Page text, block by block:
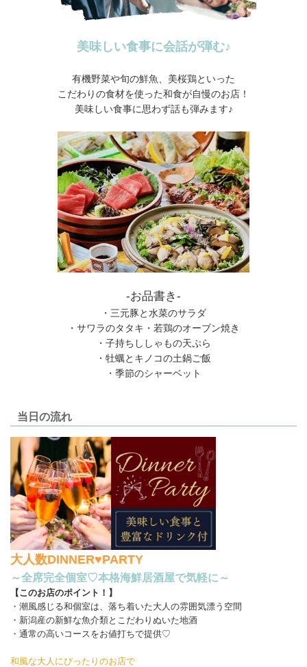
美味しい食事に会話が弾む♪
有機野菜や旬の鮮魚、美桜鶏といった
こだわりの食材を使った和食が自慢のお店！
美味しい食事に思わず話も弾みます♪
-お品書き-
・三元豚と水菜のサラダ
・サワラのタタキ・若鶏のオーブン焼き
・子持ちししゃもの天ぷら
・牡蠣とキノコの土鍋ご飯
・季節のシャーベット
当日の流れ
大人数DINNER♥PARTY
～全席完全個室♡本格海鮮居酒屋で気軽に～
【このお店のポイント！】
・潮風感じる和個室は、落ち着いた大人の雰囲気漂う空間
・新潟産の新鮮な魚介類とこだわりぬいた地酒
・通常の高いコースをお値打ちで提供♡
和風な大人にぴったりのお店で